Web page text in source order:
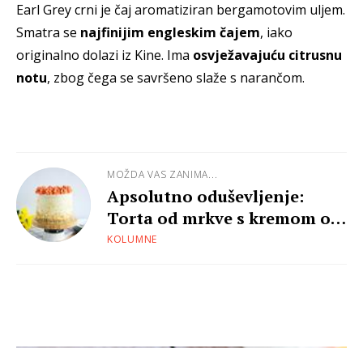
Earl Grey crni je čaj aromatiziran bergamotovim uljem.
Smatra se najfinijim engleskim čajem, iako
originalno dolazi iz Kine. Ima osvježavajuću citrusnu
notu, zbog čega se savršeno slaže s narančom.
MOŽDA VAS ZANIMA...
Apsolutno oduševljenje:
Torta od mrkve s kremom od
sira
KOLUMNE